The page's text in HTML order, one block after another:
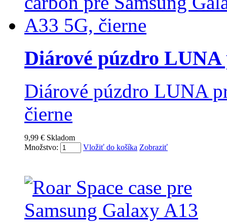
Diárové púzdro LUNA
Diárové púzdro LUNA
čierne
9,99 € Skladom
Množstvo:
Vložiť do košíka Zobraziť